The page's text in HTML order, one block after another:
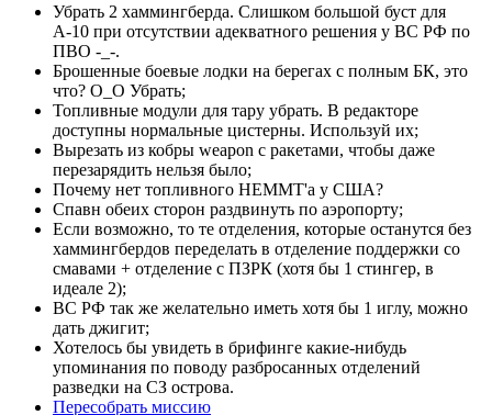
Убрать 2 хаммингберда. Слишком большой буст для
А-10 при отсутствии адекватного решения у ВС РФ по
ПВО -_-.
Брошенные боевые лодки на берегах с полным БК, это
что? O_O Убрать;
Топливные модули для тару убрать. В редакторе
доступны нормальные цистерны. Используй их;
Вырезать из кобры weapon с ракетами, чтобы даже
перезарядить нельзя было;
Почему нет топливного HEMMT'а у США?
Спавн обеих сторон раздвинуть по аэропорту;
Если возможно, то те отделения, которые останутся без
хаммингбердов переделать в отделение поддержки со
смавами + отделение с ПЗРК (хотя бы 1 стингер, в
идеале 2);
ВС РФ так же желательно иметь хотя бы 1 иглу, можно
дать джигит;
Хотелось бы увидеть в брифинге какие-нибудь
упоминания по поводу разбросанных отделений
разведки на СЗ острова.
Пересобрать миссию